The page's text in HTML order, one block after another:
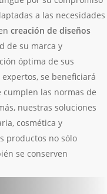
a las necesidades
creación de diseños
de su marca y
óptima de sus
se beneficiará
las normas de
nuestras soluciones
cosmética y
productos no sólo
se conserven